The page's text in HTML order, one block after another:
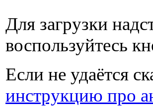
Для загрузки
воспользуйтесь
Если не удаётся
инструкцию про